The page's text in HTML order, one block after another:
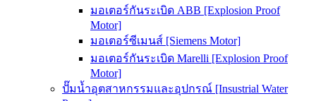
มอเตอร์กันระเบิด ABB [Explosion Proof
Motor]
มอเตอร์ซีเมนส์ [Siemens Motor]
มอเตอร์กันระเบิด Marelli [Explosion Proof
Motor]
ปั๊มน้ำอุตสาหกรรมและอุปกรณ์ [Insustrial Water